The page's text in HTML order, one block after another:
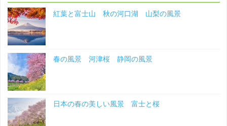
社
紅葉と富士山 秋の河口湖 山梨の風景
春の風景 河津桜 静岡の風景
日本の春の美しい風景 富士と桜